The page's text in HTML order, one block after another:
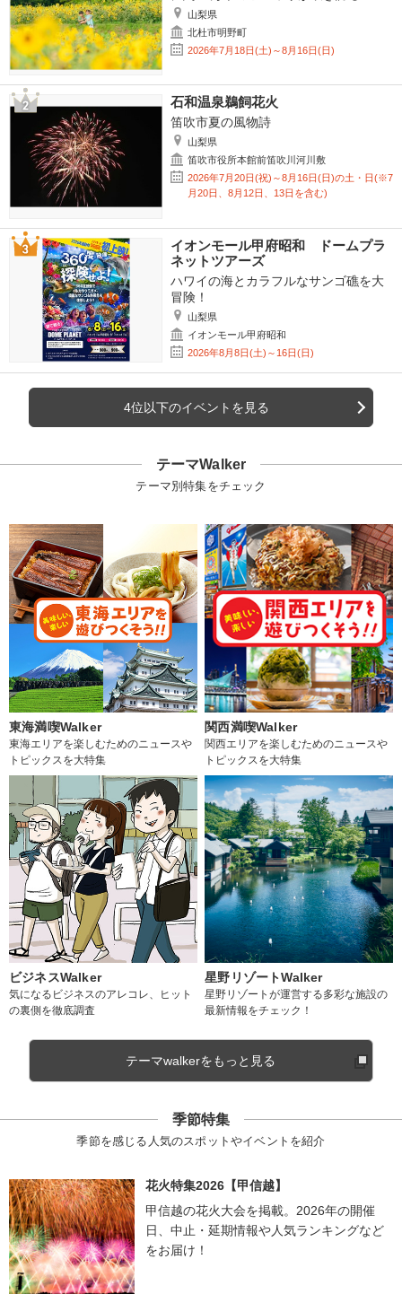
山梨県
北杜市明野町
2026年7月18日(土)～8月16日(日)
石和温泉鵜飼花火
笛吹市夏の風物詩
山梨県
笛吹市役所本館前笛吹川河川敷
2026年7月20日(祝)～8月16日(日)の土・日(※7
月20日、8月12日、13日を含む)
イオンモール甲府昭和 ドームプラ
ネットツアーズ
ハワイの海とカラフルなサンゴ礁を大
冒険！
山梨県
イオンモール甲府昭和
2026年8月8日(土)～16日(日)
4位以下のイベントを見る
テーマWalker
テーマ別特集をチェック
東海満喫Walker
東海エリアを楽しむためのニュースや
トピックスを大特集
関西満喫Walker
関西エリアを楽しむためのニュースや
トピックスを大特集
ビジネスWalker
気になるビジネスのアレコレ、ヒット
の裏側を徹底調査
星野リゾートWalker
星野リゾートが運営する多彩な施設の
最新情報をチェック！
テーマwalkerをもっと見る
季節特集
季節を感じる人気のスポットやイベントを紹介
花火特集2026【甲信越】
甲信越の花火大会を掲載。2026年の開催
日、中止・延期情報や人気ランキングなど
をお届け！